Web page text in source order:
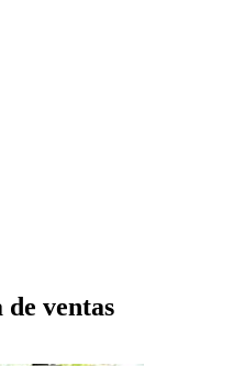
de ventas